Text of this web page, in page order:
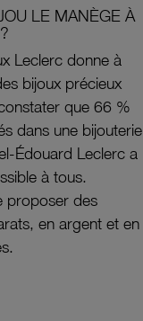
LE MANÈGE À
Leclerc donne à
bijoux précieux
que 66 %
dans une bijouterie
Édouard Leclerc a
à tous.
proposer des
en argent et en